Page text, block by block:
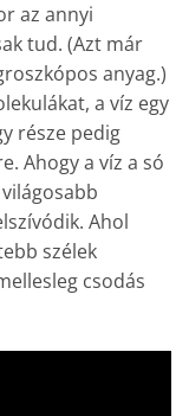
az annyi
tud. (Azt már
anyag.)
a víz egy
része pedig
Ahogy a víz a só
Ahol
szélek
csodás